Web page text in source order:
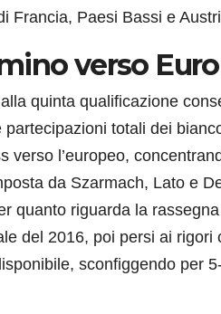
Francia, Paesi Bassi e
verso
quinta qualificazione
totali dei
verso l’europeo,
da Szarmach, Lato e
quanto riguarda la
del 2016, poi persi ai
sconfiggendo per